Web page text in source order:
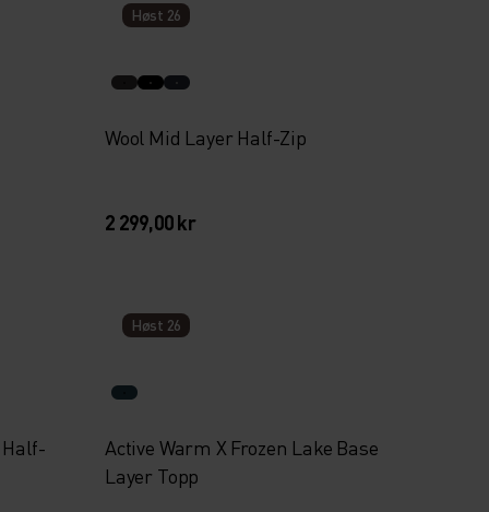
Høst 26
Wool Mid Layer Half-Zip
2 299,00 kr
Høst 26
Active Warm X Frozen Lake Base
Layer Topp